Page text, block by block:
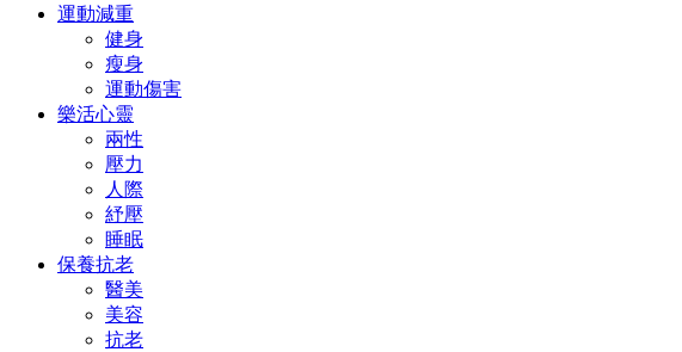
運動減重
健身
瘦身
運動傷害
樂活心靈
兩性
壓力
人際
紓壓
睡眠
保養抗老
醫美
美容
抗老